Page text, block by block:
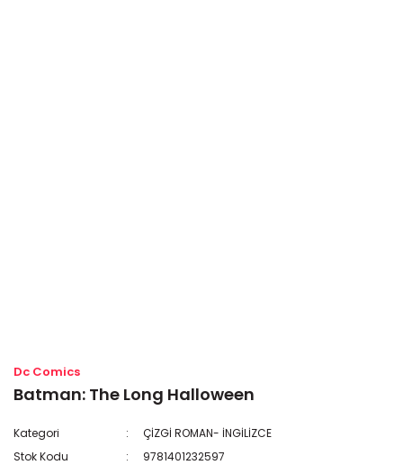
Dc Comics
Batman: The Long Halloween
Kategori
ÇİZGİ ROMAN- İNGİLİZCE
Stok Kodu
9781401232597